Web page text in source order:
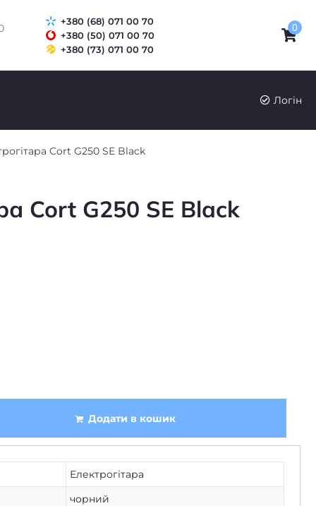
+380 (68) 071 00 70
+380 (50) 071 00 70
+380 (73) 071 00 70
0
Логін
Cort G250 SE Black
Cort G250 SE Black
Додати в кошик
Електрогітара
чорний